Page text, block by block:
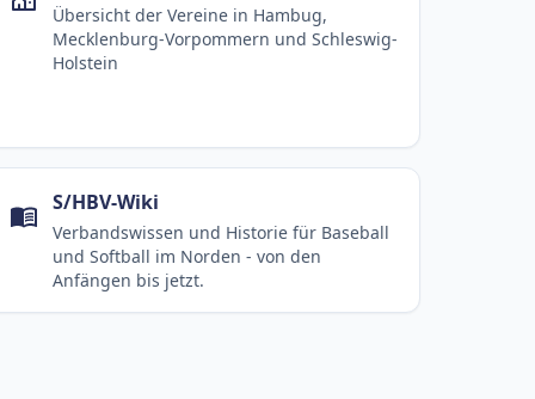
Übersicht der Vereine in Hambug,
Mecklenburg-Vorpommern und Schleswig-
Holstein
S/HBV-Wiki
Verbandswissen und Historie für Baseball
und Softball im Norden - von den
Anfängen bis jetzt.